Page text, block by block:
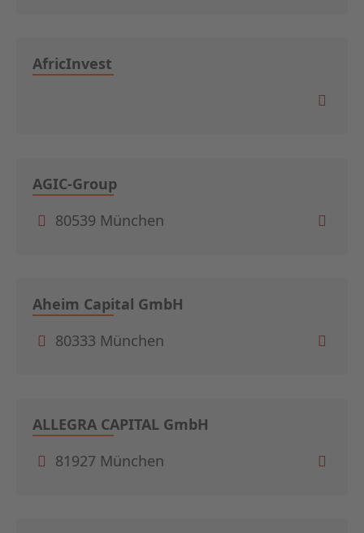
AfricInvest
AGIC-Group
80539 München
Aheim Capital GmbH
80333 München
ALLEGRA CAPITAL GmbH
81927 München